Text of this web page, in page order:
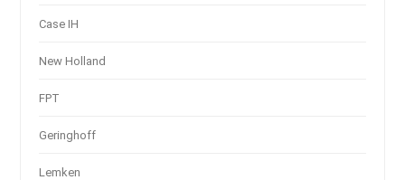
Case IH
New Holland
FPT
Geringhoff
Lemken